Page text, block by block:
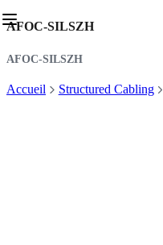
AFOC-SILSZH
AFOC-SILSZH
Accueil Structured Cabling